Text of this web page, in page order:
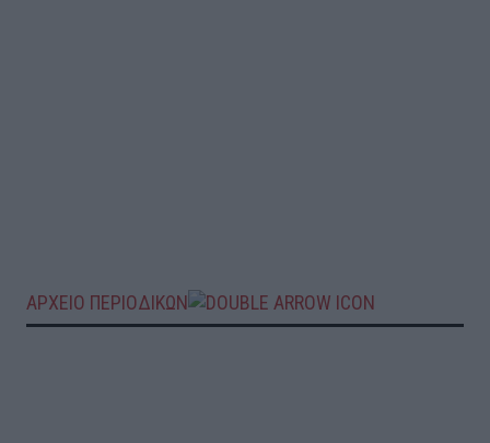
ΑΡΧΕΙΟ ΠΕΡΙΟΔΙΚΩΝ